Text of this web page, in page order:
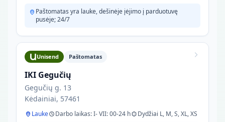
Paštomatas yra lauke, dešinėje įėjimo į parduotuvę
pusėje; 24/7
Unisend Paštomatas
IKI Gegučių
Gegučių g. 13
Kėdainiai, 57461
Lauke Darbo laikas: I- VII: 00-24 h
Dydžiai L, M, S, XL, XS